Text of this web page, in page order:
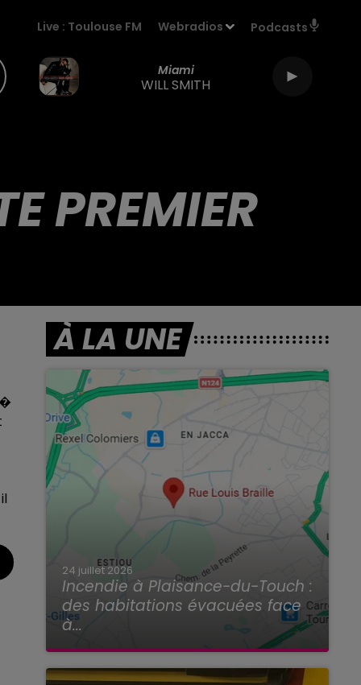
Live : Toulouse FM Webradios Podcasts
Miami
WILL SMITH
PREMIER
À LA UNE
24 juillet 2026
Incendie à Plaisance-du-Touch :
des habitations évacuées face
à...